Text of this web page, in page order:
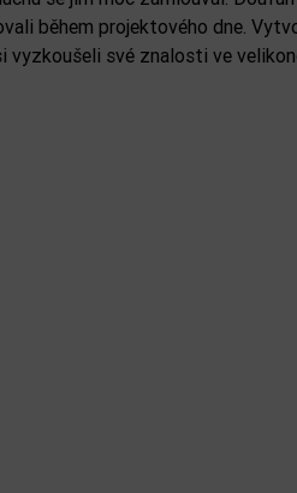
během projektového dne.
vyzkoušeli své znalosti ve